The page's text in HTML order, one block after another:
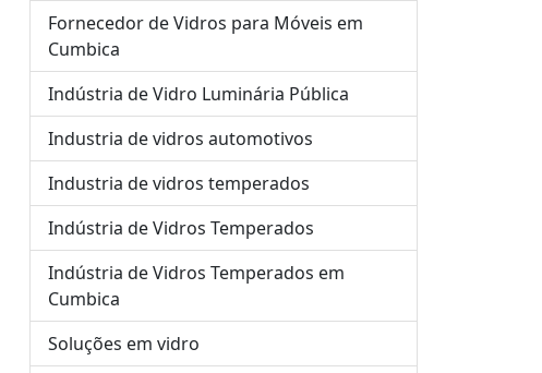
Fornecedor de Vidros para Móveis em
Cumbica
Indústria de Vidro Luminária Pública
Industria de vidros automotivos
Industria de vidros temperados
Indústria de Vidros Temperados
Indústria de Vidros Temperados em
Cumbica
Soluções em vidro